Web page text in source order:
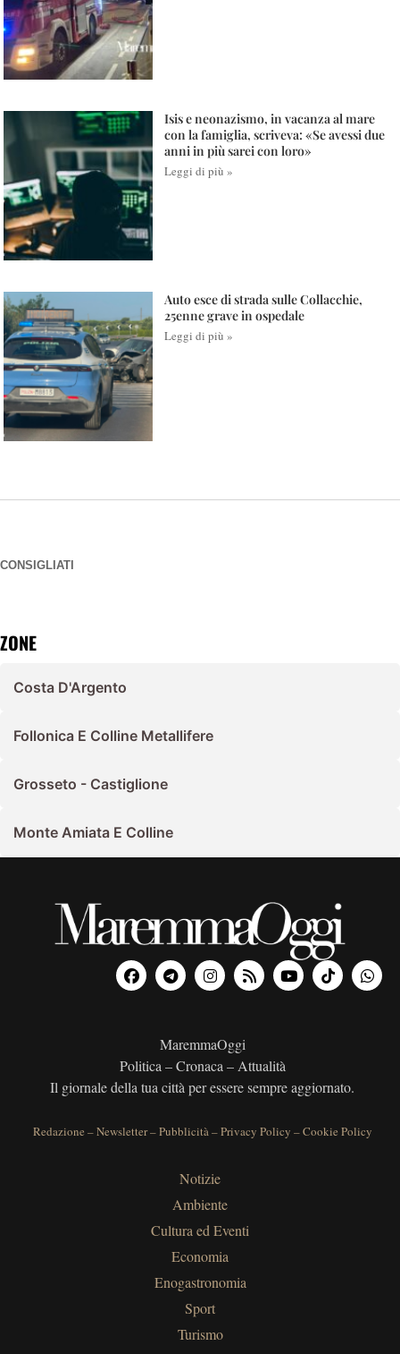
Isis e neonazismo, in vacanza al mare
con la famiglia, scriveva: «Se avessi due
anni in più sarei con loro»
Leggi di più »
Auto esce di strada sulle Collacchie,
25enne grave in ospedale
Leggi di più »
CONSIGLIATI
ZONE
Costa D'Argento
Follonica E Colline Metallifere
Grosseto - Castiglione
Monte Amiata E Colline
MaremmaOggi
Politica – Cronaca – Attualità
Il giornale della tua città per essere sempre aggiornato.
Redazione –Newsletter–Pubblicità–Privacy Policy –Cookie Policy
Notizie
Ambiente
Cultura ed Eventi
Economia
Enogastronomia
Sport
Turismo